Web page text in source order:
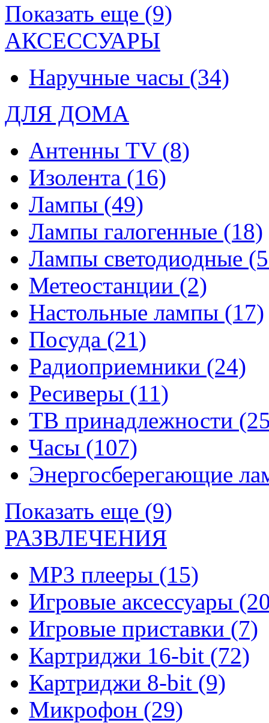
Показать еще (9)
АКСЕССУАРЫ
Наручные часы (34)
ДЛЯ ДОМА
Антенны TV (8)
Изолента (16)
Лампы (49)
Лампы галогенные (18)
Лампы светодиодные
Метеостанции (2)
Настольные лампы (17)
Посуда (21)
Радиоприемники (24)
Ресиверы (11)
ТВ принадлежности
Часы (107)
Энергосберегающие
Показать еще (9)
РАЗВЛЕЧЕНИЯ
MP3 плееры (15)
Игровые аксессуары
Игровые приставки (7)
Картриджи 16-bit (72)
Картриджи 8-bit (9)
Микрофон (29)